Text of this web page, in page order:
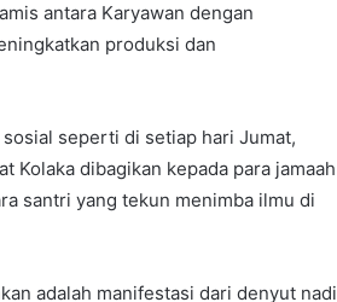
antara Karyawan dengan
produksi dan
seperti di setiap hari Jumat,
Kolaka dibagikan kepada para jamaah
santri yang tekun menimba ilmu di
adalah manifestasi dari denyut nadi